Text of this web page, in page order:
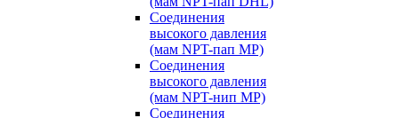
Соединения
высокого давления
(мам NPT-пап MP)
Соединения
высокого давления
(мам NPT-нип MP)
Соединения